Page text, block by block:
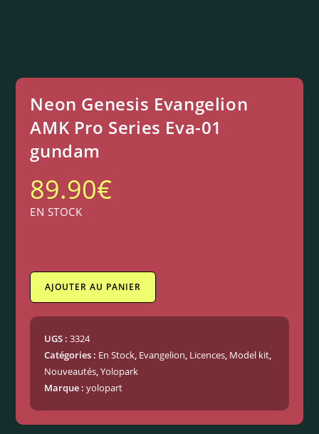
Neon Genesis Evangelion
AMK Pro Series Eva-01
gundam
89.90€
EN STOCK
AJOUTER AU PANIER
UGS :3324
Catégories : En Stock Evangelion Licences Model kit
Nouveautés ,Yolopark
Marque :yolopart